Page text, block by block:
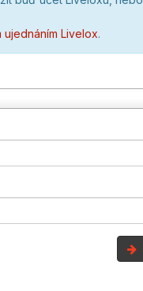
ujednáním Livelox.